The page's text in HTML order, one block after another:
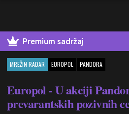
Premium sadržaj
MREŽIN RADAR EUROPOL PANDORA
Europol - U akciji
prevarantskih pozivnih